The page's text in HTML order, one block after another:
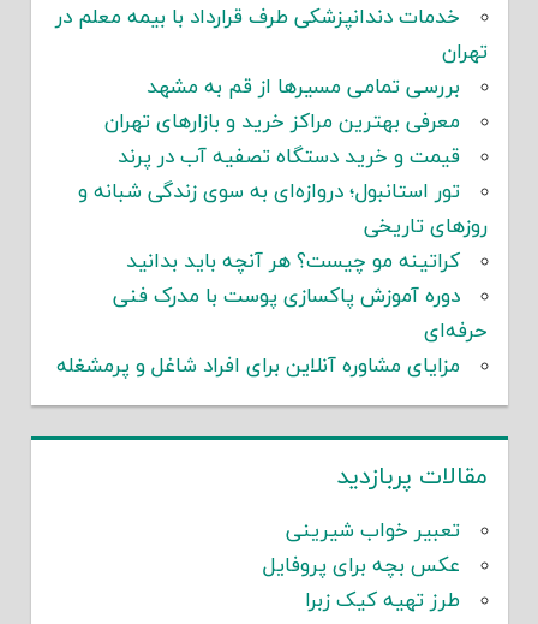
خدمات دندانپزشکی طرف قرارداد با بیمه معلم در
تهران
بررسی تمامی مسیرها از قم به مشهد
معرفی بهترین مراکز خرید و بازارهای تهران
قیمت و خرید دستگاه تصفیه آب در پرند
تور استانبول؛ دروازه‌ای به سوی زندگی شبانه و
روزهای تاریخی
کراتینه مو چیست؟ هر آنچه باید بدانید
دوره آموزش پاکسازی پوست با مدرک فنی
حرفه‌ای
مزایای مشاوره آنلاین برای افراد شاغل و پرمشغله
مقالات پربازدید
تعبیر خواب شیرینی
عکس بچه برای پروفایل
طرز تهیه کیک زبرا